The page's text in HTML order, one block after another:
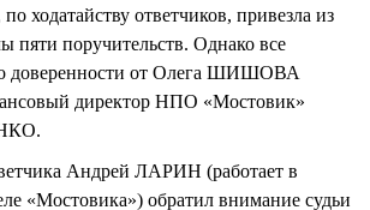
ходатайству ответчиков, привезла из
пяти поручительств. Однако все
доверенности от Олега ШИШОВА
директор НПО «Мостовик»
Андрей ЛАРИН (работает в
«Мостовика») обратил внимание судьи